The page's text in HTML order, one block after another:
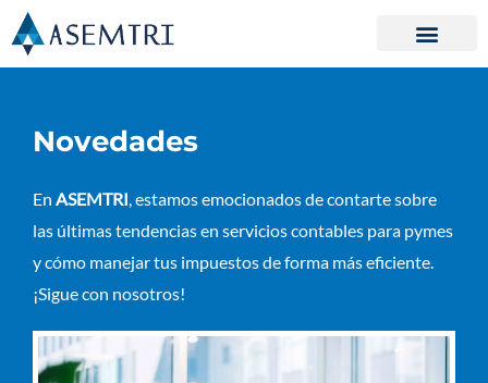
al
Novedades
En ASEMTRI, estamos emocionados de contarte sobre
las últimas tendencias en servicios contables para pymes
y cómo manejar tus impuestos de forma más eficiente.
¡Sigue con nosotros!